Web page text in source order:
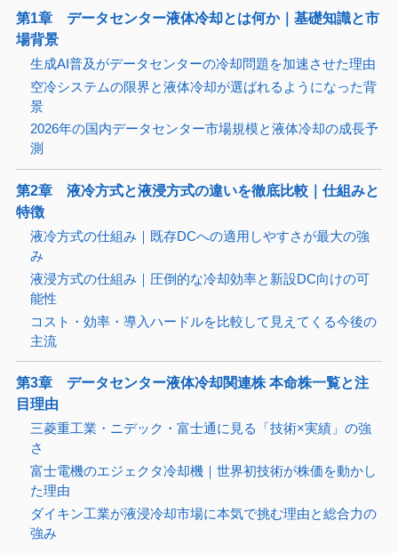
第1章 データセンター液体冷却とは何か｜基礎知識と市
場背景
生成AI普及がデータセンターの冷却問題を加速させた理由
空冷システムの限界と液体冷却が選ばれるようになった背
景
2026年の国内データセンター市場規模と液体冷却の成長予
測
第2章 液冷方式と液浸方式の違いを徹底比較｜仕組みと
特徴
液冷方式の仕組み｜既存DCへの適用しやすさが最大の強
み
液浸方式の仕組み｜圧倒的な冷却効率と新設DC向けの可
能性
コスト・効率・導入ハードルを比較して見えてくる今後の
主流
第3章 データセンター液体冷却関連株 本命株一覧と注
目理由
三菱重工業・ニデック・富士通に見る「技術×実績」の強
さ
富士電機のエジェクタ冷却機｜世界初技術が株価を動かし
た理由
ダイキン工業が液浸冷却市場に本気で挑む理由と総合力の
強み